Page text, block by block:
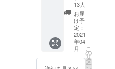
ERへの
入場は
出来ま
せん。
期限は
なし」
・パト
ロン様
のお名
前を
CLAPP
ER入り
リター
ン内
容-
CLAPP
ERのロ
ゴがシ
ンプル
に ・
CLAPP
13人
お届
け予
定：
2021
年04
月
こ
の
リ
タ
ー